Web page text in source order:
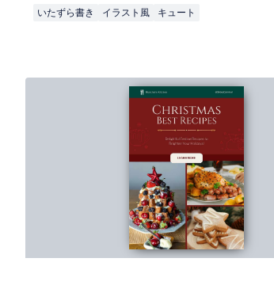
いたずら書き イラスト風 キュート